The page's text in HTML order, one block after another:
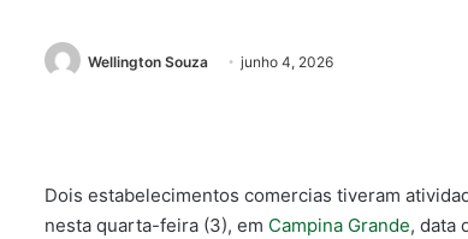
Wellington Souza junho 4, 2026
Dois estabelecimentos comercias tiveram
nesta quarta-feira (3), em Campina Grande, data